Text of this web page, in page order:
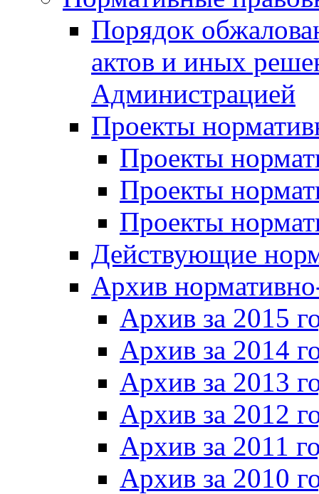
Порядок
актов и иных
Администрацией
Проекты
Проекты
Проекты
Проекты
Действующие
Архив
Архив за 2015
Архив за 2014
Архив за 2013
Архив за 2012
Архив за 2011
Архив за 2010